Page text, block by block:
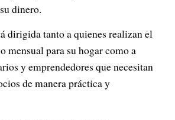
dinero.
dirigida tanto a quienes realizan el
mensual para su hogar como a
y emprendedores que necesitan
de manera práctica y